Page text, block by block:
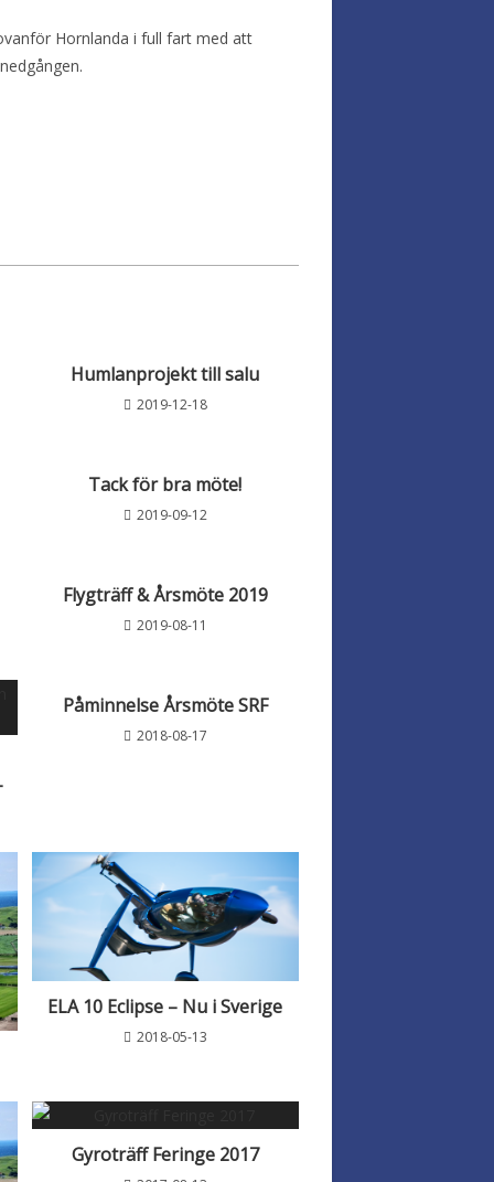
Hornlanda i full fart med att
Humlanprojekt till salu
2019-12-18
Tack för bra möte!
2019-09-12
Flygträff & Årsmöte 2019
2019-08-11
Påminnelse Årsmöte SRF
2018-08-17
ELA 10 Eclipse – Nu i Sverige
2018-05-13
Gyroträff Feringe 2017